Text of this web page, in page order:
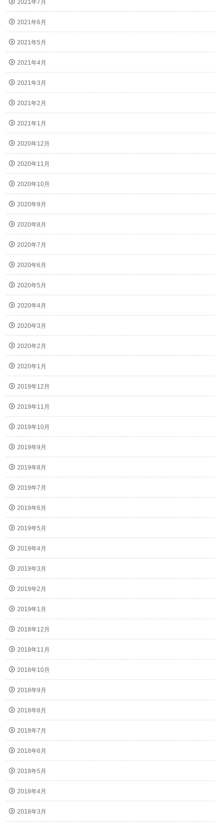
2021年7月
2021年6月
2021年5月
2021年4月
2021年3月
2021年2月
2021年1月
2020年12月
2020年11月
2020年10月
2020年9月
2020年8月
2020年7月
2020年6月
2020年5月
2020年4月
2020年3月
2020年2月
2020年1月
2019年12月
2019年11月
2019年10月
2019年9月
2019年8月
2019年7月
2019年6月
2019年5月
2019年4月
2019年3月
2019年2月
2019年1月
2018年12月
2018年11月
2018年10月
2018年9月
2018年8月
2018年7月
2018年6月
2018年5月
2018年4月
2018年3月